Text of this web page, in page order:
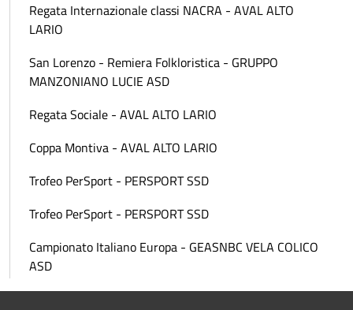
Regata Internazionale classi NACRA - AVAL ALTO
LARIO
San Lorenzo - Remiera Folkloristica - GRUPPO
MANZONIANO LUCIE ASD
Regata Sociale - AVAL ALTO LARIO
Coppa Montiva - AVAL ALTO LARIO
Trofeo PerSport - PERSPORT SSD
Trofeo PerSport - PERSPORT SSD
Campionato Italiano Europa - GEASNBC VELA COLICO
ASD